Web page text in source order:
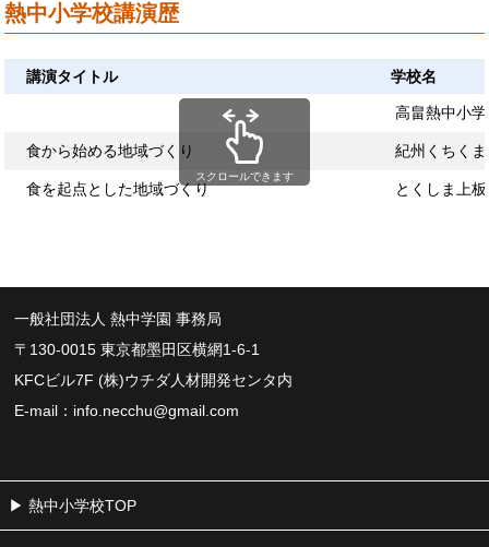
熱中小学校講演歴
講演タイトル 学校名
高畠熱中小
食から始める地域づくり 紀州くちく
食を起点とした地域づくり とくしま上
スクロールできます
一般社団法人 熱中学園 事務局
〒130-0015 東京都墨田区横網1-6-1
KFCビル7F (株)ウチダ人材開発センタ内
E-mail： info.necchu@gmail.com
熱中小学校TOP